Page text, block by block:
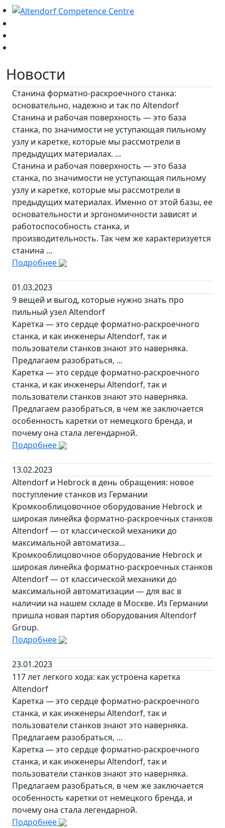
Новости
Станина форматно-раскроечного станка:
основательно, надежно и так по Altendorf
Станина и рабочая поверхность — это база
станка, по значимости не уступающая пильному
узлу и каретке, которые мы рассмотрели в
предыдущих материалах. ...
Станина и рабочая поверхность — это база
станка, по значимости не уступающая пильному
узлу и каретке, которые мы рассмотрели в
предыдущих материалах. Именно от этой базы, ее
основательности и эргономичности зависят и
работоспособность станка, и
производительность. Так чем же характеризуется
станина ...
Подробнее
01.03.2023
9 вещей и выгод, которые нужно знать про
пильный узел Altendorf
Каретка — это сердце форматно-раскроечного
станка, и как инженеры Altendorf, так и
пользователи станков знают это наверняка.
Предлагаем разобраться, ...
Каретка — это сердце форматно-раскроечного
станка, и как инженеры Altendorf, так и
пользователи станков знают это наверняка.
Предлагаем разобраться, в чем же заключается
особенность каретки от немецкого бренда, и
почему она стала легендарной.
Подробнее
13.02.2023
Altendorf и Hebrock в день обращения: новое
поступление станков из Германии
Кромкооблицовочное оборудование Hebrock и
широкая линейка форматно-раскроечных станков
Altendorf — от классической механики до
максимальной автоматиза...
Кромкооблицовочное оборудование Hebrock и
широкая линейка форматно-раскроечных станков
Altendorf — от классической механики до
максимальной автоматизации — для вас в
наличии на нашем складе в Москве. Из Германии
пришла новая партия оборудования Altendorf
Group.
Подробнее
23.01.2023
117 лет легкого хода: как устроена каретка
Altendorf
Каретка — это сердце форматно-раскроечного
станка, и как инженеры Altendorf, так и
пользователи станков знают это наверняка.
Предлагаем разобраться, ...
Каретка — это сердце форматно-раскроечного
станка, и как инженеры Altendorf, так и
пользователи станков знают это наверняка.
Предлагаем разобраться, в чем же заключается
особенность каретки от немецкого бренда, и
почему она стала легендарной.
Подробнее